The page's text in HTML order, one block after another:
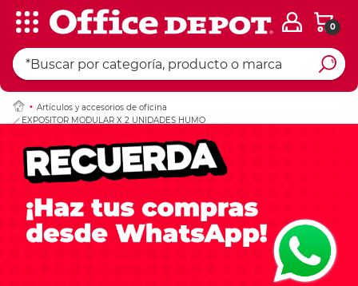
0
Artículos y accesorios de oficina
EXPOSITOR MODULAR X 2 UNIDADES HUMO
Ingresar Codigo